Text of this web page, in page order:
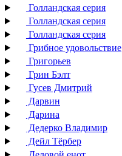
Голландская серия
Голландская серия
Голландская серия
Грибное удовольствие
Григорьев
Грин Бэлт
Гусев Дмитрий
Дарвин
Дарина
Дедерко Владимир
Дейл Тёрбер